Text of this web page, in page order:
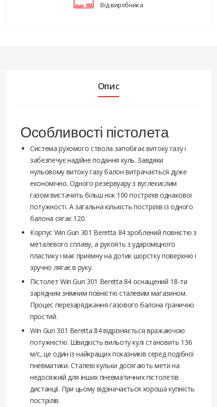
Від виробника
Опис
Особливості пістолета
Система рухомого ствола запобігає витоку газу і
забезпечує надійне подання куль. Завдяки
нульовому витоку газу балон витрачається дуже
економічно. Одного резервуару з вуглекислим
газом вистачить більш ніж 100 пострілів однакової
потужності. А загальна кількість пострілів із одного
балона сягає 120.
Корпус Win Gun 301 Beretta 84 зроблений повністю з
металевого сплаву, а рукоять з удароміцного
пластику і має приємну на дотик шорстку поверхню і
зручно лягає в руку.
Пістолет Win Gun 301 Beretta 84 оснащений 18-ти
зарядним знімним повністю сталевим магазином.
Процес перезаряджання газового балона гранично
простий.
Win Gun 301 Beretta 84 відрізняється вражаючою
потужністю. Швидкість вильоту кулі становить 136
м/с, це один із найкращих показників серед подібної
пневматики. Сталеві кульки досягають мети на
недосяжній для інших пневматичних пістолетів
дистанції. При цьому відзначається хороша купність
пострілів.